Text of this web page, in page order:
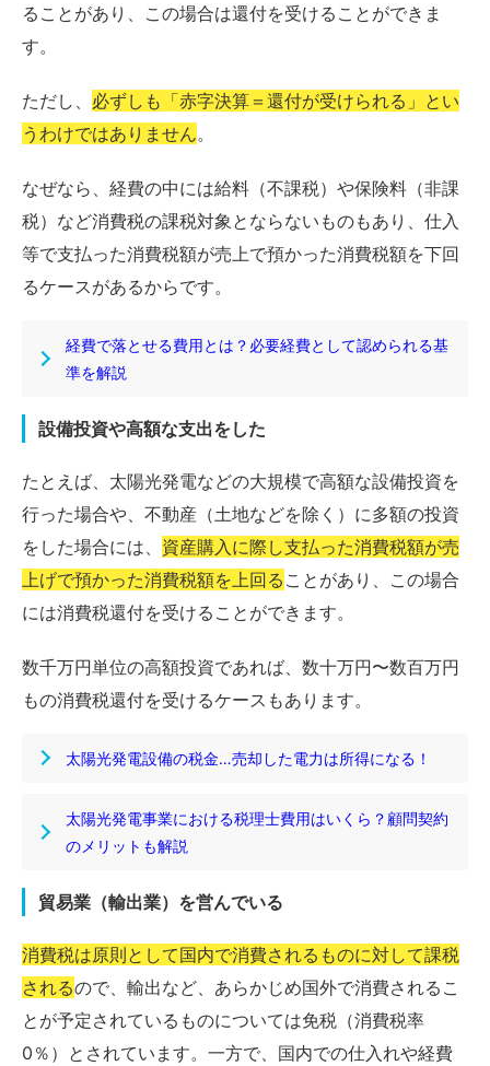
ることがあり、この場合は還付を受けることができま
す。
ただし、 必ずしも「赤字決算＝還付が受けられる」とい
うわけではありません。
なぜなら、経費の中には給料（不課税）や保険料（非課
税）など消費税の課税対象とならないものもあり、仕入
等で支払った消費税額が売上で預かった消費税額を下回
るケースがあるからです。
経費で落とせる費用とは？必要経費として認められる基
準を解説
設備投資や高額な支出をした
たとえば、太陽光発電などの大規模で高額な設備投資を
行った場合や、不動産（土地などを除く）に多額の投資
をした場合には、 資産購入に際し支払った消費税額が売
上げで預かった消費税額を上回る ことがあり、この場合
には消費税還付を受けることができます。
数千万円単位の高額投資であれば、数十万円〜数百万円
もの消費税還付を受けるケースもあります。
太陽光発電設備の税金…売却した電力は所得になる！
太陽光発電事業における税理士費用はいくら？顧問契約
のメリットも解説
貿易業（輸出業）を営んでいる
消費税は原則として国内で消費されるものに対して課税
されるので、輸出など、あらかじめ国外で消費されるこ
とが予定されているものについては免税（消費税率
0％）とされています。一方で、国内での仕入れや経費